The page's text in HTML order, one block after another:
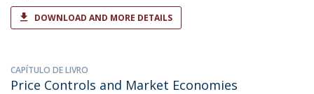
DOWNLOAD AND MORE DETAILS
CAPÍTULO DE LIVRO
Price Controls and Market Economies